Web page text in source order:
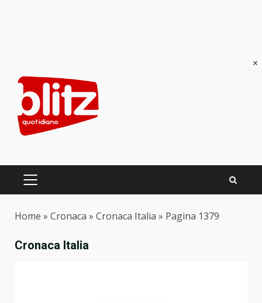
content
PRIMARY
Home » Cronaca » Cronaca Italia » Pagina 1379
Cronaca Italia
×